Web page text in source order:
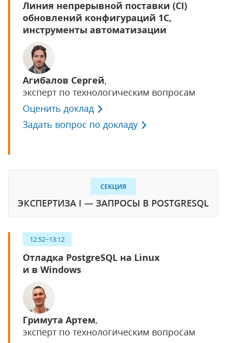
Линия непрерывной поставки (CI)
обновлений конфигураций 1С,
инструменты автоматизации
Агибалов Сергей,
эксперт по технологическим вопросам
Оценить доклад
Задать вопрос по докладу
СЕКЦИЯ
ЭКСПЕРТИЗА I — ЗАПРОСЫ В POSTGRESQL
12:52−13:12
Отладка PostgreSQL на Linux
и в Windows
Гримута Артем,
эксперт по технологическим вопросам